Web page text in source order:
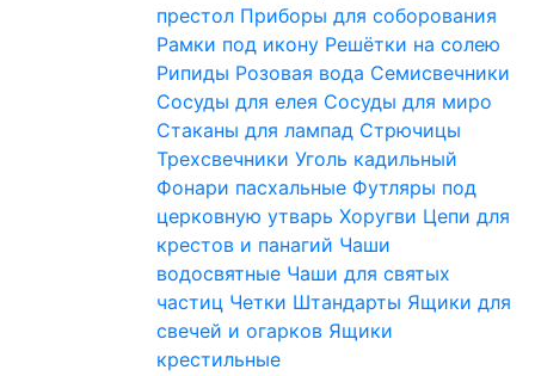
престол Приборы для соборования
Рамки под икону Решётки на солею
Рипиды Розовая вода Семисвечники
Сосуды для елея Сосуды для миро
Стаканы для лампад Стрючицы
Трехсвечники Уголь кадильный
Фонари пасхальные Футляры под
церковную утварь Хоругви Цепи для
крестов и панагий Чаши
водосвятные Чаши для святых
частиц Четки Штандарты Ящики для
свечей и огарков Ящики
крестильные